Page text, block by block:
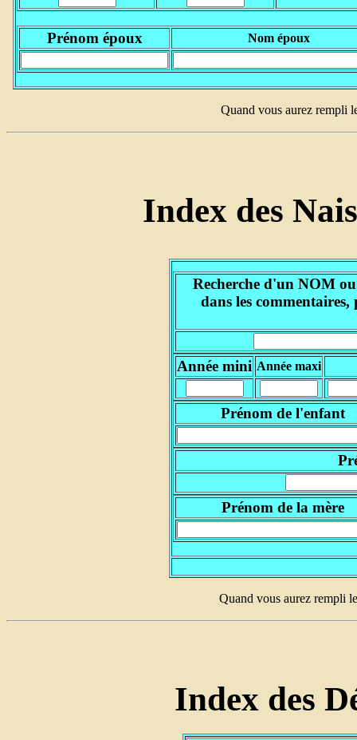
Prénom époux Nom époux
Quand vous aurez rempli
Index des
Recherche d'un NOM
dans les commentaires,
Année mini Année maxi
Prénom de l'enfant
Prénom de la mère
Quand vous aurez rempli
Index des